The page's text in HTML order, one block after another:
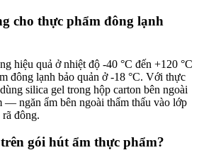
cho thực phẩm đông lạnh
hiệu quả ở nhiệt độ -40 °C đến +120 °C
đông lạnh bảo quản ở -18 °C. Với thực
silica gel trong hộp carton bên ngoài
— ngăn ẩm bên ngoài thẩm thấu vào lớp
đông.
gói hút ẩm thực phẩm?